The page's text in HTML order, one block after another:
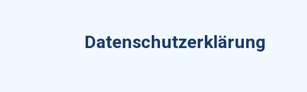
Datenschutzerklärung